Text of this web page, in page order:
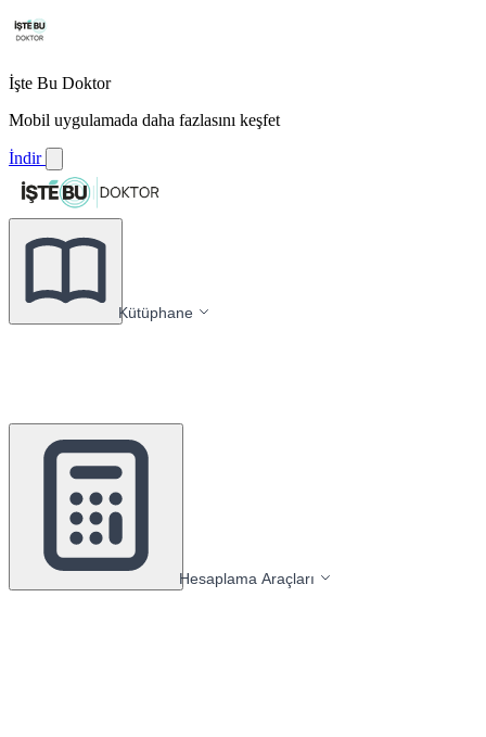
İşte Bu Doktor
Mobil uygulamada daha fazlasını keşfet
İndir
Kütüphane
Hesaplama Araçları